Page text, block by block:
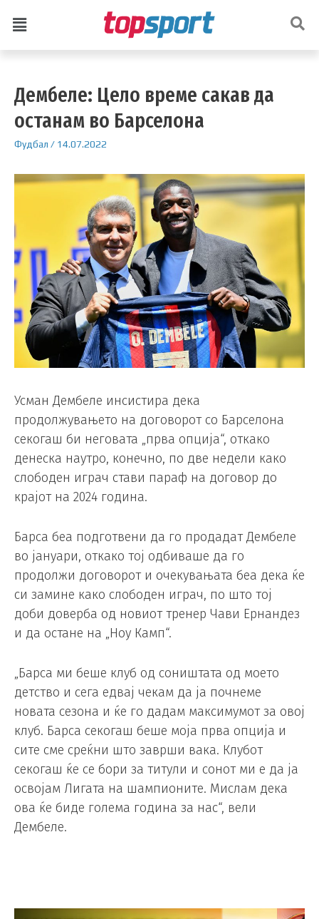
Дембеле: Цело време сакав да
останам во Барселона
Фудбал / 14.07.2022
Усман Дембеле инсистира дека
продолжувањето на договорот со Барселона
секогаш би неговата „прва опција“, откако
денеска наутро, конечно, по две недели како
слободен играч стави параф на договор до
крајот на 2024 година.
Барса беа подготвени да го продадат Дембеле
во јануари, откако тој одбиваше да го
продолжи договорот и очекувањата беа дека ќе
си замине како слободен играч, по што тој
доби доверба од новиот тренер Чави Ернандез
и да остане на „Ноу Камп“.
„Барса ми беше клуб од соништата од моето
детство и сега едвај чекам да ја почнеме
новата сезона и ќе го дадам максимумот за овој
клуб. Барса секогаш беше моја прва опција и
сите сме среќни што заврши вака. Клубот
секогаш ќе се бори за титули и сонот ми е да ја
освојам Лигата на шампионите. Мислам дека
ова ќе биде голема година за нас“, вели
Дембеле.